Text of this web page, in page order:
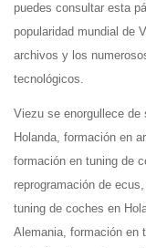
puedes consultar esta
popularidad mundial de
archivos y los
tecnológicos.
Viezu se enorgullece de
Holanda, formación en
formación en tuning de
reprogramación de
tuning de coches en
Alemania, formación en